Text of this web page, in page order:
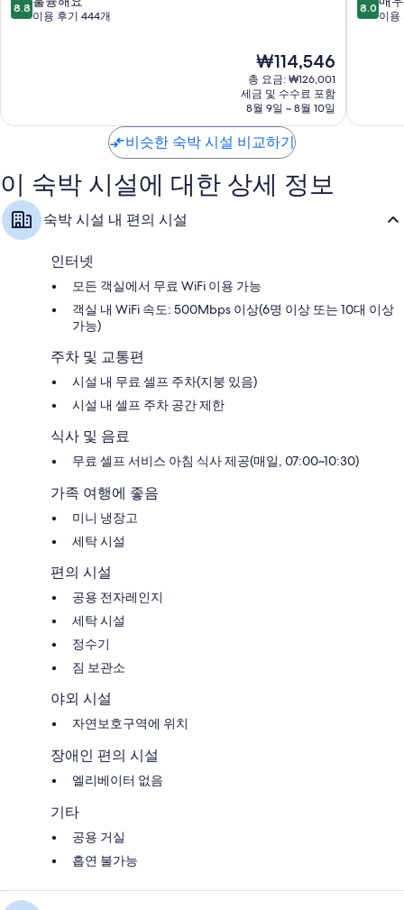
엔
점
륭
이
용
후
기
444
8.8
이용 후기 444개
현
재
요
금
₩114,546
₩114,546
총 요금: ₩126,001
세금 및 수수료 포함
8월 9일 ~ 8월 10일
텔
점
우
8.0
이용
비슷한 숙박 시설 비교하기
이 숙박 시설에 대한 상세 정보
숙박 시설 내 편의 시설
인터넷
모든 객실에서 무료 WiFi 이용 가능
객실 내 WiFi 속도: 500Mbps 이상(6명 이상 또는 10대 이상
가능)
주차 및 교통편
시설 내 무료 셀프 주차(지붕 있음)
시설 내 셀프 주차 공간 제한
식사 및 음료
무료 셀프 서비스 아침 식사 제공(매일, 07:00~10:30)
가족 여행에 좋음
미니 냉장고
세탁 시설
편의 시설
공용 전자레인지
세탁 시설
정수기
짐 보관소
야외 시설
자연보호구역에 위치
장애인 편의 시설
엘리베이터 없음
기타
공용 거실
흡연 불가능